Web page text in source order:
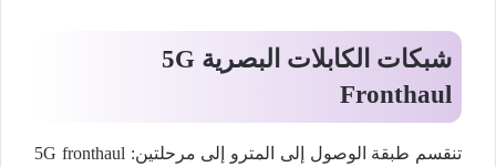
شبكات الكابلات البصرية 5G
Fronthaul
تنقسم طبقة الوصول إلى المترو إلى مرحلتين: 5G fronthaul